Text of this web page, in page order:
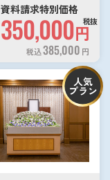
資料請求特別価格
350,000円
税抜
税込385,000 円
人気
プラン